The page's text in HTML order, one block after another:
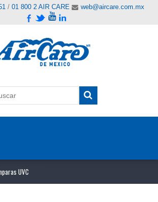
/ 01 800 2 AIR CARE web@aircare.com.mx
UVC